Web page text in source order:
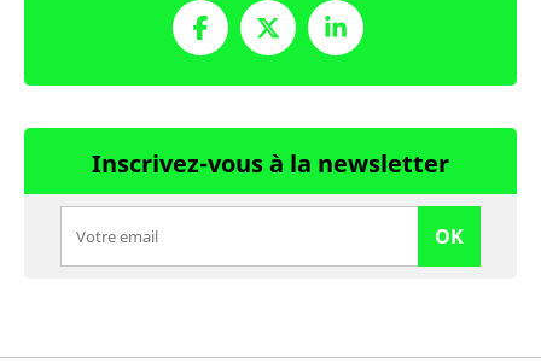
Inscrivez-vous à la newsletter
OK